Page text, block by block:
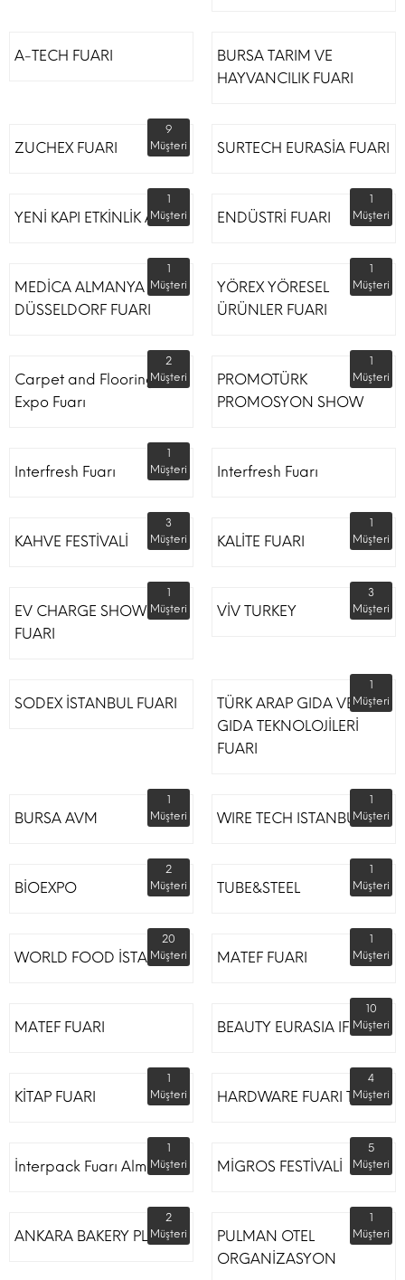
A-TECH FUARI
BURSA TARIM VE
HAYVANCILIK FUARI
ZUCHEX FUARI
9
Müşteri
SURTECH EURASİA FUARI
YENİ KAPI ETKİNLİK ALANI
1
Müşteri
ENDÜSTRİ FUARI
1
Müşteri
MEDİCA ALMANYA
DÜSSELDORF FUARI
1
Müşteri
YÖREX YÖRESEL
ÜRÜNLER FUARI
1
Müşteri
Carpet and Flooring
Expo Fuarı
2
Müşteri
PROMOTÜRK
PROMOSYON SHOW
1
Müşteri
Interfresh Fuarı
1
Müşteri
Interfresh Fuarı
KAHVE FESTİVALİ
3
Müşteri
KALİTE FUARI
1
Müşteri
EV CHARGE SHOW
FUARI
1
Müşteri
VİV TURKEY
3
Müşteri
SODEX İSTANBUL FUARI
TÜRK ARAP GIDA VE
GIDA TEKNOLOJİLERİ
FUARI
1
Müşteri
BURSA AVM
1
Müşteri
WIRE TECH ISTANBUL
1
Müşteri
BİOEXPO
2
Müşteri
TUBE&STEEL
1
Müşteri
WORLD FOOD İSTANBUL
20
Müşteri
MATEF FUARI
1
Müşteri
MATEF FUARI BEAUTY EURASIA IFM
10
Müşteri
KİTAP FUARI
1
Müşteri
HARDWARE FUARI TÜYAP
4
Müşteri
İnterpack Fuarı Almanya
1
Müşteri
MİGROS FESTİVALİ
5
Müşteri
ANKARA BAKERY PLUS
2
Müşteri
PULMAN OTEL
ORGANİZASYON
1
Müşteri